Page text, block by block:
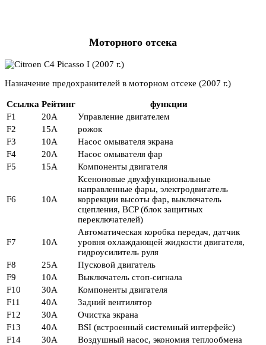
Моторного отсека
Назначение предохранителей в моторном отсеке (2007 г.)
Ссылка Рейтинг
функции
F1
20А
Управление двигателем
F2
15А
рожок
F3
10А
Насос омывателя экрана
F4
20А
Насос омывателя фар
F5
15А Компоненты двигателя
F6 10А
Ксеноновые двухфункциональные
направленные фары, электродвигатель
коррекции высоты фар, выключатель
сцепления, BCP (блок защитных
переключателей)
F7 10А
Автоматическая коробка передач, датчик
уровня охлаждающей жидкости двигателя,
гидроусилитель руля
F8
25А
Пусковой двигатель
F9
10А
Выключатель стоп-сигнала
F10
30А
Компоненты двигателя
F11
40А
Задний вентилятор
F12
30А
Очистка экрана
F13
40А
BSI (встроенный системный интерфейс)
F14
30А
Воздушный насос, экономия теплообмена